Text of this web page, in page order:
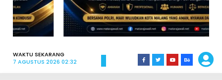
WAKTU SEKARANG
7 AGUSTUS 2026 02:32